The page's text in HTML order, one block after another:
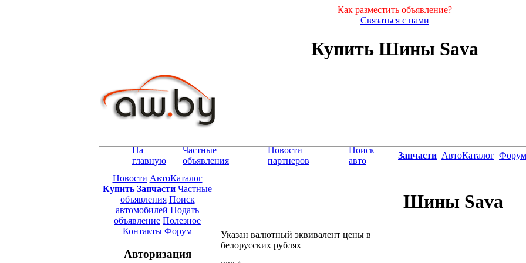
Как разместить объявление?
Связаться с нами
Купить Шины Sava
На
главную
Частные
объявления
Новости
партнеров
Поиск
авто
Запчасти АвтоКаталог Форум
Новости АвтоКаталог
Купить Запчасти Частные
объявления Поиск
автомобилей Подать
объявление Полезное
Контакты Форум
Авторизация
Шины Sava
Указан валютный эквивалент цены в
белорусских рублях